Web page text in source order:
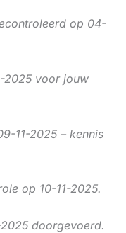
op 04-
2025 voor jouw
11-2025 – kennis
op 10-11-2025.
doorgevoerd.